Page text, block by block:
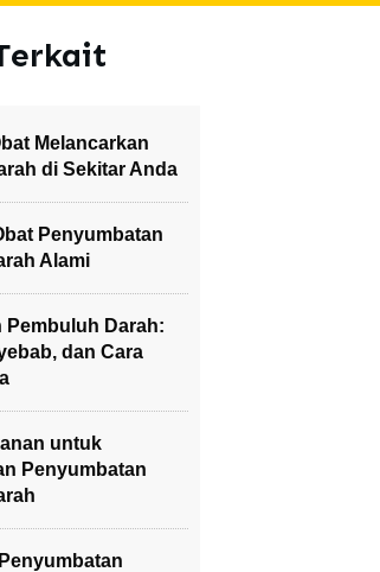
Melancarkan
di Sekitar Anda
Penyumbatan
Alami
Pembuluh Darah:
dan Cara
untuk
Penyumbatan